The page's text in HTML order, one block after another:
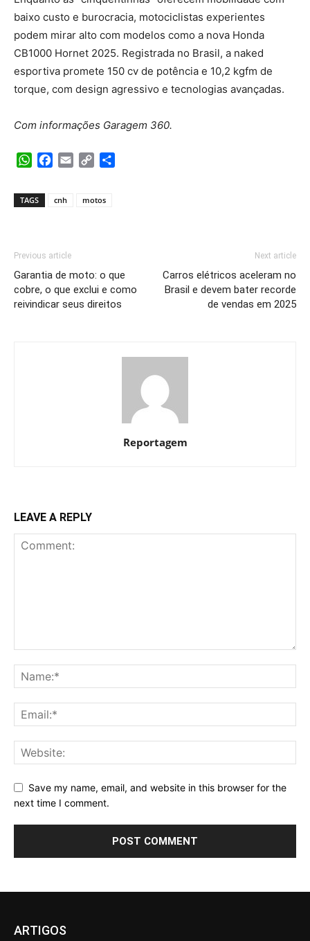
baixo custo e burocracia, motociclistas experientes
podem mirar alto com modelos como a nova Honda
CB1000 Hornet 2025. Registrada no Brasil, a naked
esportiva promete 150 cv de potência e 10,2 kgfm de
torque, com design agressivo e tecnologias avançadas.
Com informações Garagem 360.
WhatsApp
Facebook
Email Copy
TAGS cnh motos
Previous article
Garantia de moto: o que
cobre, o que exclui e como
reivindicar seus direitos
Next article
Carros elétricos aceleram no
Brasil e devem bater recorde
de vendas em 2025
Reportagem
LEAVE A REPLY
Save my name, email, and website in this browser for the
next time I comment.
ARTIGOS